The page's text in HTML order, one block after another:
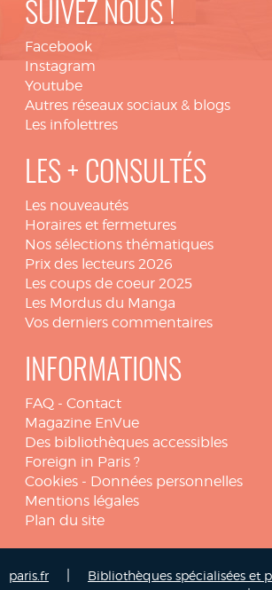
SUIVEZ NOUS !
Facebook
Instagram
Youtube
Autres réseaux sociaux & blogs
Les infolettres
LES + CONSULTÉS
Les nouveautés
Horaires et fermetures
Nos sélections thématiques
Prix des lecteurs 2026
Les coups de coeur 2025
Les Mordus du Manga
Vos derniers commentaires
INFORMATIONS
FAQ - Contact
Magazine EnVue
Des bibliothèques accessibles
Foreign in Paris ?
Cookies - Données personnelles
Mentions légales
Plan du site
paris.fr Bibliothèques spécialisées et